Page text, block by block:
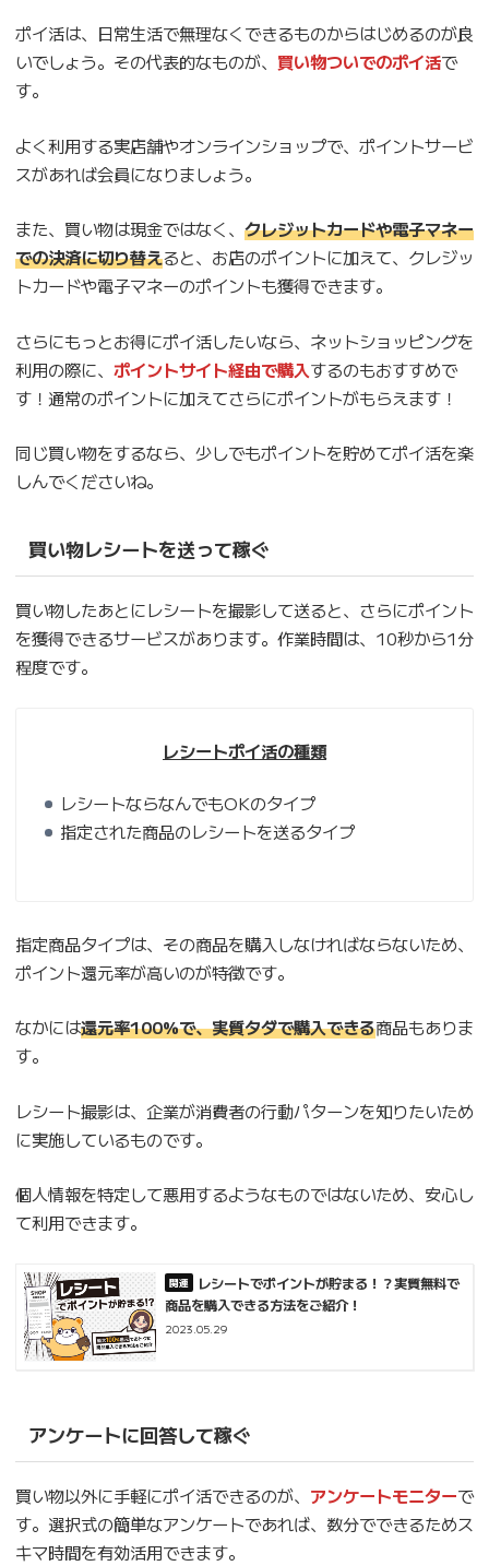
ポイ活は、日常生活で無理なくできるものからはじめるのが良
いでしょう。その代表的なものが、 買い物ついでのポイ活で
す。
よく利用する実店舗やオンラインショップで、ポイントサービ
スがあれば会員になりましょう。
また、買い物は現金ではなく、 クレジットカードや電子マネー
での決済に切り替えると、お店のポイントに加えて、クレジッ
トカードや電子マネーのポイントも獲得できます。
さらにもっとお得にポイ活したいなら、ネットショッピングを
利用の際に、 ポイントサイト経由で購入するのもおすすめで
す！通常のポイントに加えてさらにポイントがもらえます！
同じ買い物をするなら、少しでもポイントを貯めてポイ活を楽
しんでくださいね。
買い物レシートを送って稼ぐ
買い物したあとにレシートを撮影して送ると、さらにポイント
を獲得できるサービスがあります。作業時間は、10秒から1分
程度です。
レシートポイ活の種類
レシートならなんでもOKのタイプ
指定された商品のレシートを送るタイプ
指定商品タイプは、その商品を購入しなければならないため、
ポイント還元率が高いのが特徴です。
なかには還元率100%で、実質タダで購入できる商品もありま
す。
レシート撮影は、企業が消費者の行動パターンを知りたいため
に実施しているものです。
個人情報を特定して悪用するようなものではないため、安心し
て利用できます。
レシートでポイントが貯まる！？実質無料で
商品を購入できる方法をご紹介！
2023.05.29
アンケートに回答して稼ぐ
買い物以外に手軽にポイ活できるのが、 アンケートモニターで
す。選択式の簡単なアンケートであれば、数分でできるためス
キマ時間を有効活用できます。